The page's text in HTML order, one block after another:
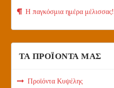
Η παγκόσμια ημέρα μέλισσας!
ΤΑ ΠΡΟΪΟΝΤΑ ΜΑΣ
Προϊόντα Κυψέλης